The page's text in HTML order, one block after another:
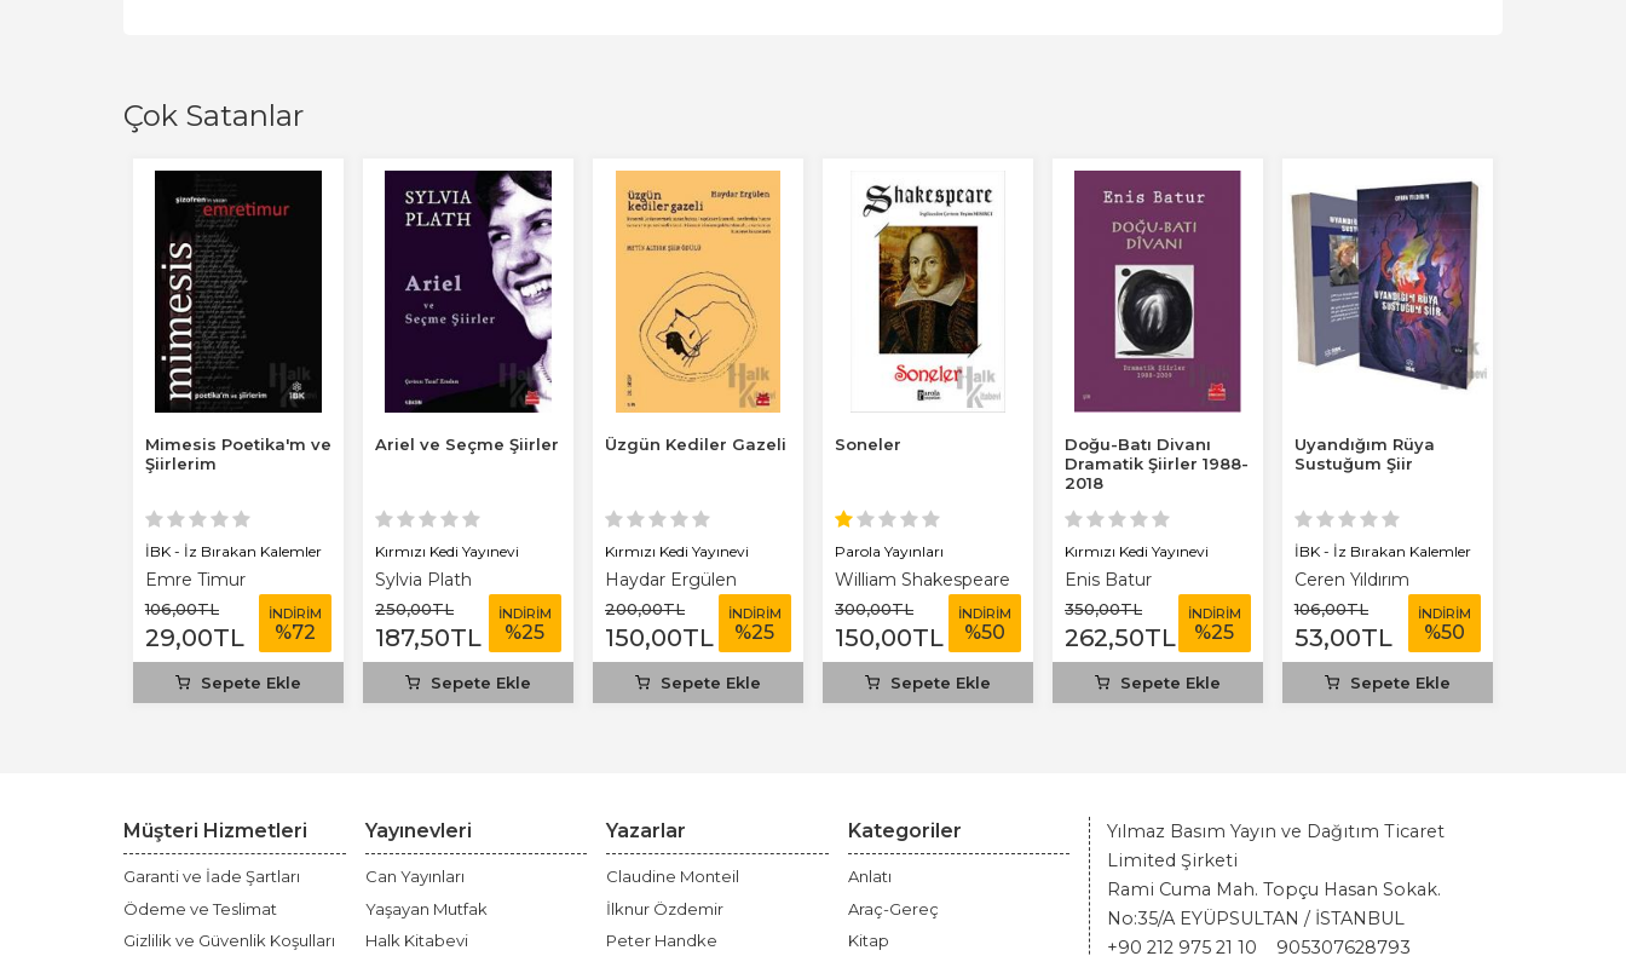
Çok Satanlar
Mimesis Poetika'm ve
Şiirlerim
İBK - İz Bırakan Kalemler
Emre Timur
106,00TL
29,00TL
İNDİRİM
%72
Sepete Ekle
Ariel ve Seçme Şiirler
Kırmızı Kedi Yayınevi
Sylvia Plath
250,00TL
187,50TL
İNDİRİM
%25
Sepete Ekle
Üzgün Kediler Gazeli
Kırmızı Kedi Yayınevi
Haydar Ergülen
200,00TL
150,00TL
İNDİRİM
%25
Sepete Ekle
Soneler
Parola Yayınları
William Shakespeare
300,00TL
150,00TL
İNDİRİM
%50
Sepete Ekle
Doğu-Batı Divanı
Dramatik Şiirler 1988-
2018
Kırmızı Kedi Yayınevi
Enis Batur
350,00TL
262,50TL
İNDİRİM
%25
Sepete Ekle
Uyandığım Rüya
Sustuğum Şiir
İBK - İz Bırakan Kalemler
Ceren Yıldırım
106,00TL
53,00TL
İNDİRİM
%50
Sepete Ekle
Müşteri Hizmetleri
Garanti ve İade Şartları
Ödeme ve Teslimat
Gizlilik ve Güvenlik Koşulları
Yayınevleri
Can Yayınları
Yaşayan Mutfak
Halk Kitabevi
Yazarlar
Claudine Monteil
İlknur Özdemir
Peter Handke
Kategoriler
Anlatı
Araç-Gereç
Kitap
Yılmaz Basım Yayın ve Dağıtım Ticaret
Limited Şirketi
Rami Cuma Mah. Topçu Hasan Sokak.
No:35/A EYÜPSULTAN / İSTANBUL
+90 212 975 21 10
905307628793